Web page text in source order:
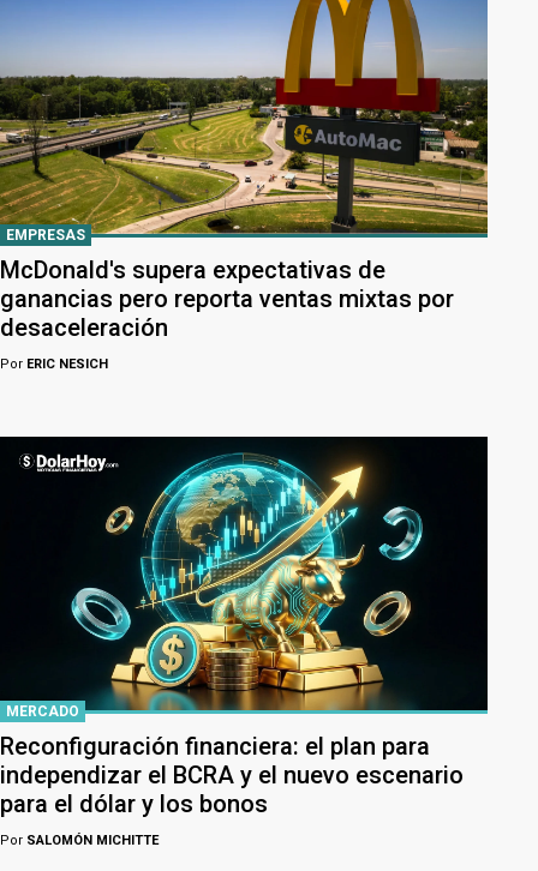
EMPRESAS
McDonald's supera expectativas de
ganancias pero reporta ventas mixtas por
desaceleración
Por ERIC NESICH
MERCADO
Reconfiguración financiera: el plan para
independizar el BCRA y el nuevo escenario
para el dólar y los bonos
Por SALOMÓN MICHITTE